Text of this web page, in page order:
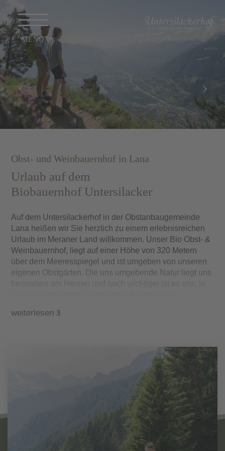
Obst- und Weinbauernhof in Lana
Urlaub auf dem
Biobauernhof Untersilacker
Auf dem Untersilackerhof in der Obstanbaugemeinde
Lana heißen wir Sie herzlich zu einem erlebnisreichen
Urlaub im Meraner Land willkommen. Unser Bio Obst- &
Weinbauernhof, liegt auf einer Höhe von 320 Metern
über dem Meeresspiegel und ist umgeben von unseren
eigenen Obstgärten. Die uns umgebende Natur liegt uns
Mitglied der VereinigungBioland
weiterlesen 3